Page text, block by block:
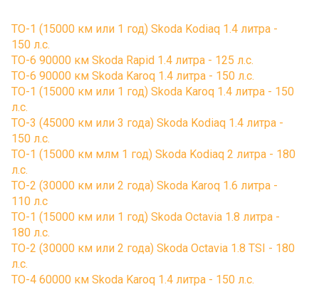
ТО-1 (15000 км или 1 год) Skoda Kodiaq 1.4 литра -
150 л.с.
ТО-6 90000 км Skoda Rapid 1.4 литра - 125 л.с.
ТО-6 90000 км Skoda Karoq 1.4 литра - 150 л.с.
ТО-1 (15000 км или 1 год) Skoda Karoq 1.4 литра - 150
л.с.
ТО-3 (45000 км или 3 года) Skoda Kodiaq 1.4 литра -
150 л.с.
ТО-1 (15000 км млм 1 год) Skoda Kodiaq 2 литра - 180
л.с.
ТО-2 (30000 км или 2 года) Skoda Karoq 1.6 литра -
110 л.с
ТО-1 (15000 км или 1 год) Skoda Octavia 1.8 литра -
180 л.с.
ТО-2 (30000 км или 2 года) Skoda Octavia 1.8 TSI - 180
л.с.
ТО-4 60000 км Skoda Karoq 1.4 литра - 150 л.с.